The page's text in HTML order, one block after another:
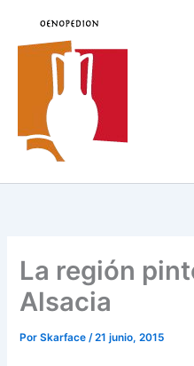
contenido
La región
Alsacia
PorSkarface/21 junio, 2015